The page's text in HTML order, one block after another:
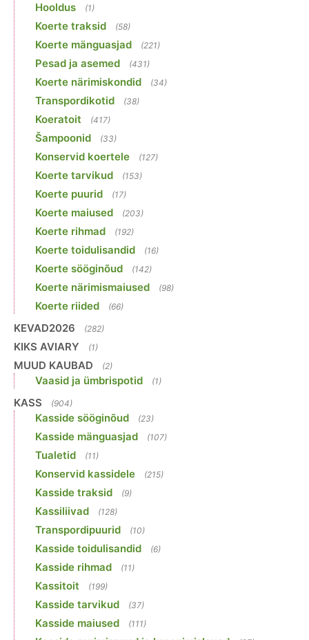
Hooldus (1)
Koerte traksid (58)
Koerte mänguasjad (221)
Pesad ja asemed (431)
Koerte närimiskondid (34)
Transpordikotid (38)
Koeratoit (417)
Šampoonid (33)
Konservid koertele (127)
Koerte tarvikud (153)
Koerte puurid (17)
Koerte maiused (203)
Koerte rihmad (192)
Koerte toidulisandid (16)
Koerte sööginõud (142)
Koerte närimismaiused (98)
Koerte riided (66)
KEVAD2026 (282)
KIKS AVIARY (1)
MUUD KAUBAD (2)
Vaasid ja ümbrispotid (1)
KASS (904)
Kasside sööginõud (23)
Kasside mänguasjad (107)
Tualetid (11)
Konservid kassidele (215)
Kasside traksid (9)
Kassiliivad (128)
Transpordipuurid (10)
Kasside toidulisandid (6)
Kasside rihmad (11)
Kassitoit (199)
Kasside tarvikud (37)
Kasside maiused (111)